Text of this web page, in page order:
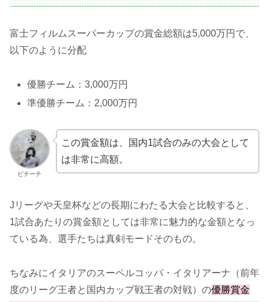
富士フィルムスーパーカップの賞金総額は5,000万円で、
以下のように分配
優勝チーム：3,000万円
準優勝チーム：2,000万円
ピチーチ
この賞金額は、国内1試合のみの大会として
は非常に高額。
Jリーグや天皇杯などの長期にわたる大会と比較すると、
1試合あたりの賞金額としては非常に魅力的な金額となっ
ている為、選手たちは真剣モードそのもの。
ちなみにイタリアのスーペルコッパ・イタリアーナ（前年
度のリーグ王者と国内カップ戦王者の対戦）の優勝賞金